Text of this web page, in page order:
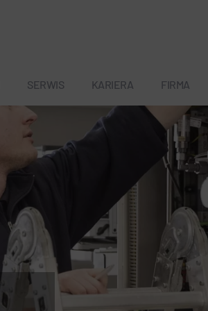
SERWIS KARIERA FIRMA